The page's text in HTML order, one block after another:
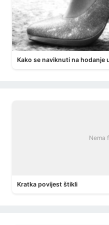
Kako se naviknuti na hodanje
Nema
Kratka povijest štikli